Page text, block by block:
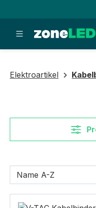
Elektroartikel